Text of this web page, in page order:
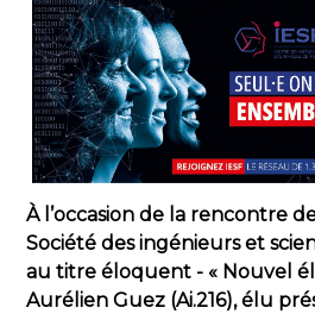
À l’occasion de la rencontre
Société des ingénieurs et
au titre éloquent - « Nouvel
Aurélien Guez (Ai.216), élu